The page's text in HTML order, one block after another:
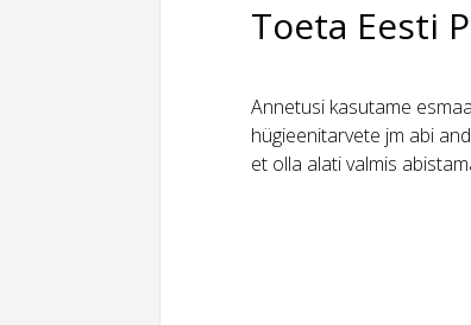
Toeta Eesti
Annetusi kasutame
hügieenitarvete jm abi
et olla alati valmis